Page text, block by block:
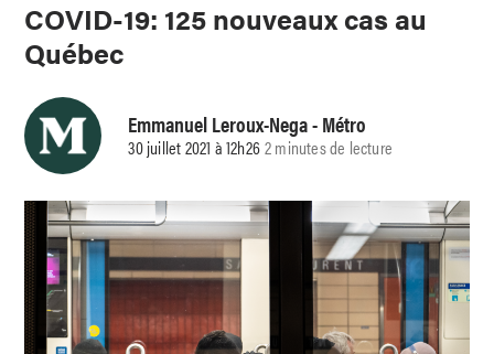
COVID-19: 125 nouveaux cas au
Québec
Emmanuel Leroux-Nega- Métro
30 juillet 2021 à 12h262 minutes de lecture